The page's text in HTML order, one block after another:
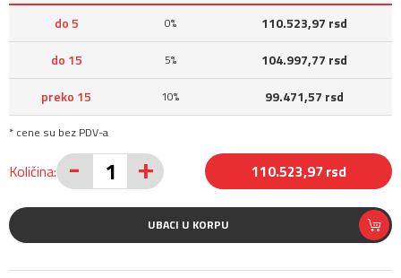
do 5 0%
110.523,97 rsd
do 15
5%
104.997,77 rsd
preko 15
10% 99.471,57 rsd
* cene su bez PDV-a
Količina: - + 110.523,97 rsd
UBACI U KORPU